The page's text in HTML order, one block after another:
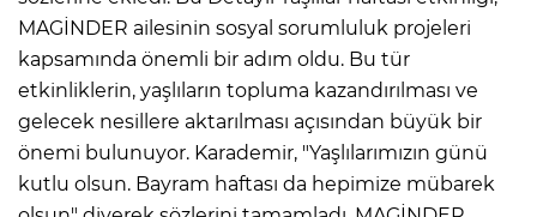
MAGİNDER ailesinin sosyal sorumluluk projeleri
kapsamında önemli bir adım oldu. Bu tür
etkinliklerin, yaşlıların topluma kazandırılması ve
gelecek nesillere aktarılması açısından büyük bir
önemi bulunuyor. Karademir, "Yaşlılarımızın günü
kutlu olsun. Bayram haftası da hepimize mübarek